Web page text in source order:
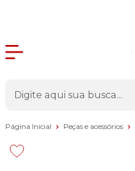
Página Inicial Peças e acessórios